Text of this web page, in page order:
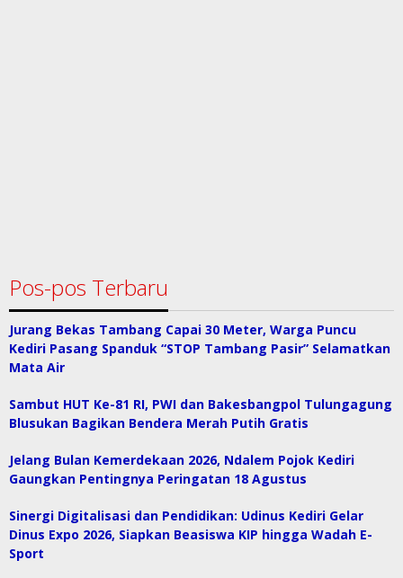
Pos-pos Terbaru
Jurang Bekas Tambang Capai 30 Meter, Warga Puncu
Kediri Pasang Spanduk “STOP Tambang Pasir” Selamatkan
Mata Air
Sambut HUT Ke-81 RI, PWI dan Bakesbangpol Tulungagung
Blusukan Bagikan Bendera Merah Putih Gratis
Jelang Bulan Kemerdekaan 2026, Ndalem Pojok Kediri
Gaungkan Pentingnya Peringatan 18 Agustus
Sinergi Digitalisasi dan Pendidikan: Udinus Kediri Gelar
Dinus Expo 2026, Siapkan Beasiswa KIP hingga Wadah E-
Sport